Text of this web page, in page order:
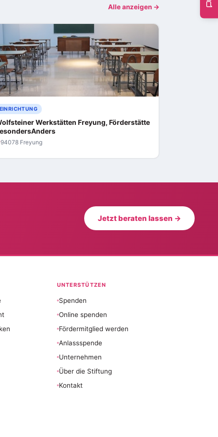
Alle anzeigen →
EINRICHTUNG
Werkstätten Freyung, Förderstätte
94078 Freyung
Jetzt beraten lassen →
UNTERSTÜTZEN
Spenden
Online spenden
Fördermitglied werden
Anlassspende
Unternehmen
Über die Stiftung
Kontakt